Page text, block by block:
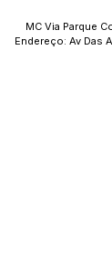
MC Via Parque
Endereço: Av Das